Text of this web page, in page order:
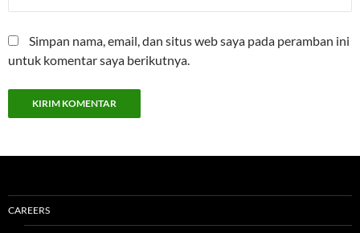
Simpan nama, email, dan situs web saya pada peramban ini
untuk komentar saya berikutnya.
CAREERS